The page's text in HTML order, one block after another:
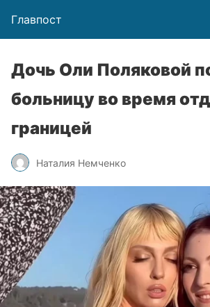
Главпост
Дочь Оли Поляковой
больницу во время
границей
Наталия Немченко